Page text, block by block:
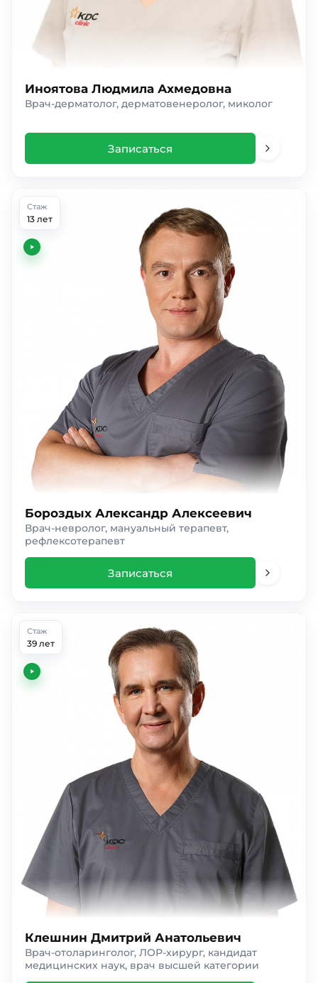
Иноятова Людмила Ахмедовна
Врач-дерматолог, дерматовенеролог, миколог
Записаться
Стаж
13 лет
Бороздых Александр Алексеевич
Врач-невролог, мануальный терапевт,
рефлексотерапевт
Записаться
Стаж
39 лет
Клешнин Дмитрий Анатольевич
Врач-отоларинголог, ЛОР-хирург, кандидат
медицинских наук, врач высшей категории